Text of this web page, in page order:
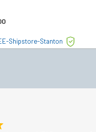
ist:
Shipstore-Stanton